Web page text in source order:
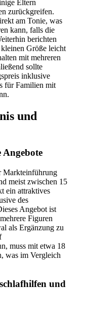
Eltern
zurückgreifen.
am Tonie, was
kann, falls die
berichten
Größe leicht
mit mehreren
sollte
inklusive
für Familien mit
und
Markteinführung
meist zwischen 15
ein attraktives
des
Angebot ist
Figuren
als Ergänzung zu
muss mit etwa 18
was im Vergleich
und